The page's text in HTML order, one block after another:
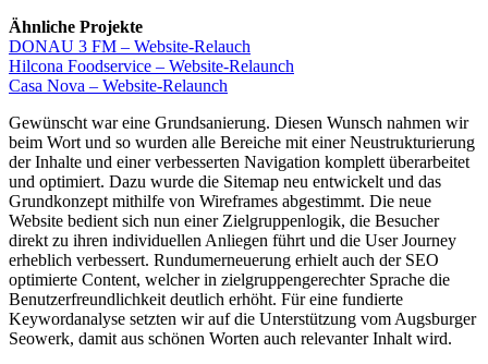
Ähnliche Projekte
DONAU 3 FM – Website-Relauch
Hilcona Foodservice – Website-Relaunch
Casa Nova – Website-Relaunch
Gewünscht war eine Grundsanierung. Diesen Wunsch nahmen wir
beim Wort und so wurden alle Bereiche mit einer Neustrukturierung
der Inhalte und einer verbesserten Navigation komplett überarbeitet
und optimiert. Dazu wurde die Sitemap neu entwickelt und das
Grundkonzept mithilfe von Wireframes abgestimmt. Die neue
Website bedient sich nun einer Zielgruppenlogik, die Besucher
direkt zu ihren individuellen Anliegen führt und die User Journey
erheblich verbessert. Rundumerneuerung erhielt auch der SEO
optimierte Content, welcher in zielgruppengerechter Sprache die
Benutzerfreundlichkeit deutlich erhöht. Für eine fundierte
Keywordanalyse setzten wir auf die Unterstützung vom Augsburger
Seowerk, damit aus schönen Worten auch relevanter Inhalt wird.